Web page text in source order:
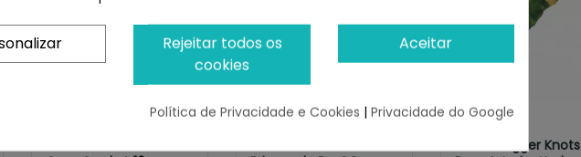
KONG KONG
KONG Tugger Knots
Aceitar
Rejeitar todos os
cookies
Política de Privacidade e Cookies | Privacidade do Google